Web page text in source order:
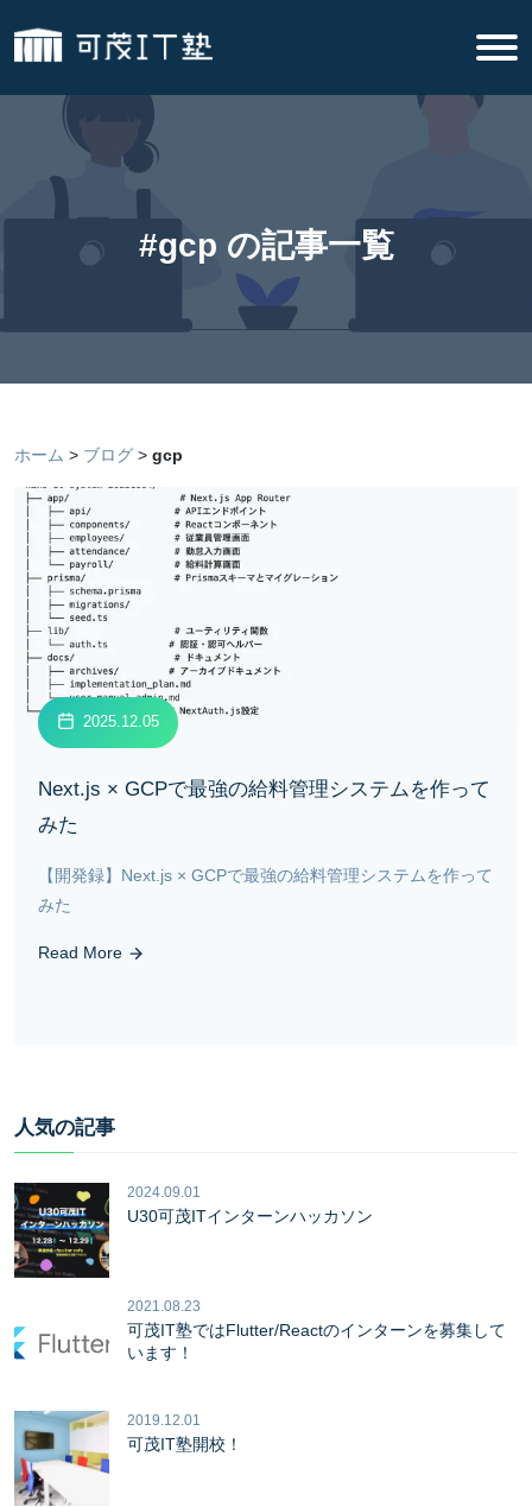
#gcp の記事一覧
ホーム ブログ gcp
2025.12.05
Next.js × GCPで最強の給料管理システムを作って
みた
【開発録】Next.js × GCPで最強の給料管理システムを作って
みた
Read More
人気の記事
2024.09.01
U30可茂ITインターンハッカソン
2021.08.23
可茂IT塾ではFlutter/Reactのインターンを募集して
います！
2019.12.01
可茂IT塾開校！